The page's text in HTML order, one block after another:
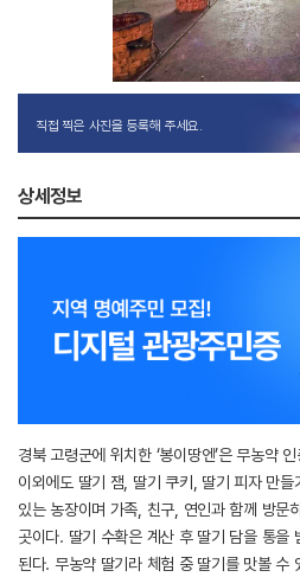
직접 찍은 사진을 등록해 주세요.
상세정보
경북 고령군에 위치한 ‘봉이땅엔’은 무농약
이외에도 딸기 잼, 딸기 쿠키, 딸기 피자 만
있는 농장이며 가족, 친구, 연인과 함께 방문
곳이다. 딸기 수확은 계산 후 딸기 담을 통을
된다. 무농약 딸기라 체험 중 딸기를 맛볼 수